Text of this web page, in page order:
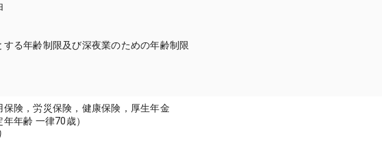
する年齢制限及び深夜業のための年齢制限
保険，労災保険，健康保険，厚生年金
年齢 一律70歳）